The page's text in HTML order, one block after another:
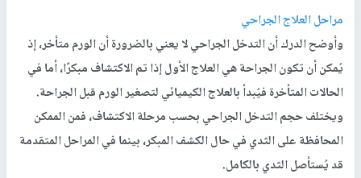
مراحل العلاج الجراحي
وأوضح الدرك أن التدخل الجراحي لا يعني بالضرورة أن الورم متأخر، إذ
يُمكن أن تكون الجراحة هي العلاج الأول إذا تم الاكتشاف مبكرًا، أما في
الحالات المتأخرة فيُبدأ بالعلاج الكيميائي لتصغير الورم قبل الجراحة.
ويختلف حجم التدخل الجراحي بحسب مرحلة الاكتشاف، فمن الممكن
المحافظة على الثدي في حال الكشف المبكر، بينما في المراحل المتقدمة
قد يُستأصل الثدي بالكامل.